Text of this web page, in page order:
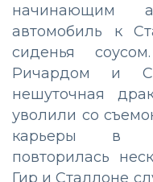
начинающим
автомобиль к
сиденья
Ричардом и
нешуточная
уволили со
карьеры в
повторилась
Гир и Сталлоне